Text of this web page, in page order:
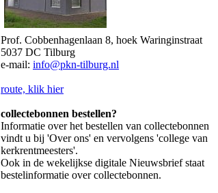
Prof. Cobbenhagenlaan 8, hoek Waringinstraat
5037 DC Tilburg
e-mail: info@pkn-tilburg.nl
route, klik hier
collectebonnen bestellen?
Informatie over het bestellen van collectebonnen
vindt u bij 'Over ons' en vervolgens 'college van
kerkrentmeesters'.
Ook in de wekelijkse digitale Nieuwsbrief staat
bestelinformatie over collectebonnen.